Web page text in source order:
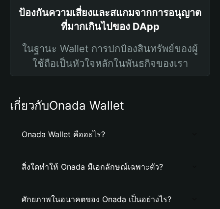
ป้องกันความเสี่ยงและสแกมจากการอนุญาต
ที่มากเกินไปของ DApp
ในฐานะ Wallet การปกป้องสินทรัพย์ของผู้
ใช้ถือเป็นหัวใจหลักในพันธกิจของเรา
เกี่ยวกับOnada Wallet
Onada Wallet คืออะไร?
สิ่งใดทำให้ Onada มีเอกลักษณ์เฉพาะตัว?
ศักยภาพในอนาคตของ Onada เป็นอย่างไร?